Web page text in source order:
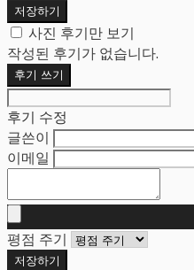
저장하기
사진 후기만 보기
작성된 후기가 없습니다.
후기 쓰기
후기 수정
글쓴이
이메일
평점 주기
저장하기